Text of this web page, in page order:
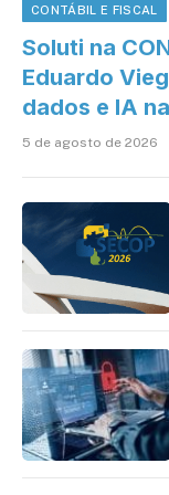
CONTÁBIL E FISCAL
Soluti na
Eduardo
dados e IA
5 de agosto de 2026